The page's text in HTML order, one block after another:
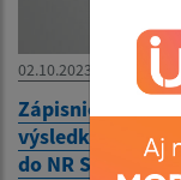
02.10.2023
Zápisnica
výsledku
do NR SR